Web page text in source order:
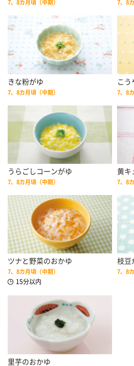
7、8カ月頃（中期） 7、8
きな粉がゆ
7、8カ月頃（中期）
こう
7、8
うらごしコーンがゆ
7、8カ月頃（中期）
黄キ
7、8
ツナと野菜のおかゆ
7、8カ月頃（中期）
15分以内
枝豆
7、8
里芋のおかゆ